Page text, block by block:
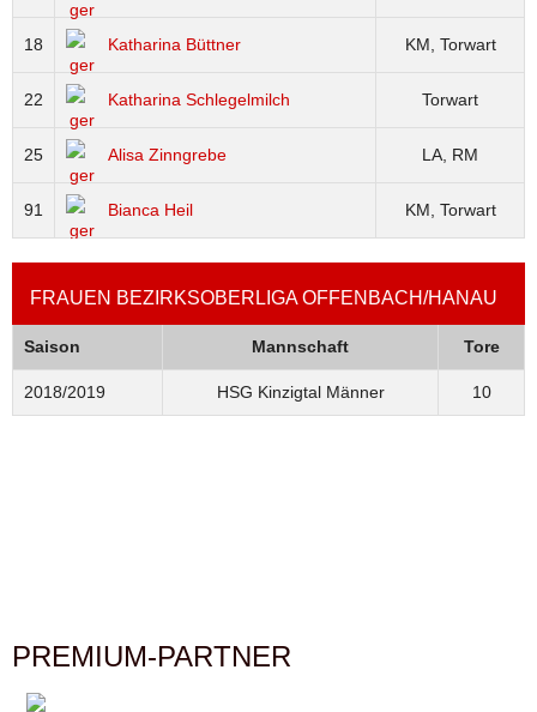
18 Katharina Büttner KM, Torwart
22 Katharina Schlegelmilch Torwart
25 Alisa Zinngrebe LA, RM
91 Bianca Heil KM, Torwart
FRAUEN BEZIRKSOBERLIGA OFFENBACH/HANAU
Saison Mannschaft Tore
2018/2019 HSG Kinzigtal Männer 10
PREMIUM-PARTNER